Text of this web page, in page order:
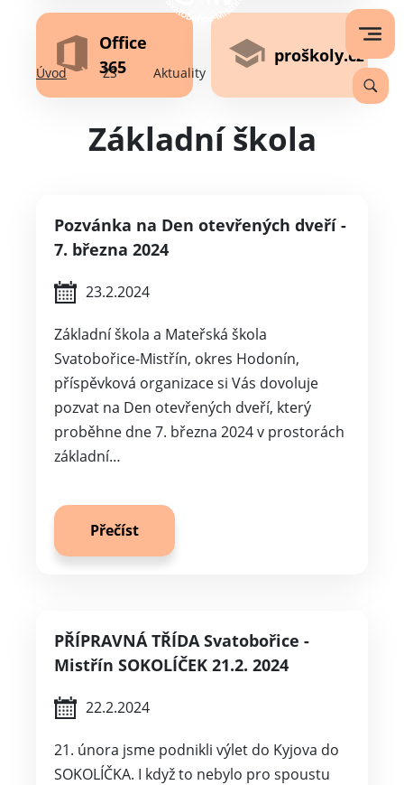
Office
365
proškoly.cz
Úvod ZŠ Aktuality
Základní škola
Pozvánka na Den otevřených dveří -
7. března 2024
23.2.2024
Základní škola a Mateřská škola
Svatobořice-Mistřín, okres Hodonín,
příspěvková organizace si Vás dovoluje
pozvat na Den otevřených dveří, který
proběhne dne 7. března 2024 v prostorách
základní…
Přečíst
PŘÍPRAVNÁ TŘÍDA Svatobořice -
Mistřín SOKOLÍČEK 21.2. 2024
22.2.2024
21. února jsme podnikli výlet do Kyjova do
SOKOLÍČKA. I když to nebylo pro spoustu